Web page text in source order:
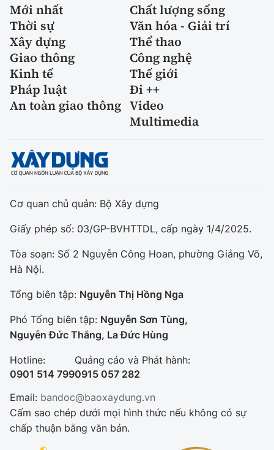
Mới nhất
Chất lượng sống
Thời sự
Văn hóa - Giải trí
Xây dựng
Thể thao
Giao thông
Công nghệ
Kinh tế
Thế giới
Pháp luật
Đi ++
An toàn giao thông Video
Multimedia
Cơ quan chủ quản: Bộ Xây dựng
Giấy phép số: 03/GP-BVHTTDL, cấp ngày 1/4/2025.
Tòa soạn: Số 2 Nguyễn Công Hoan, phường Giảng Võ,
Hà Nội.
Tổng biên tập: Nguyễn Thị Hồng Nga
Phó Tổng biên tập: Nguyễn Sơn Tùng,
Nguyễn Đức Thắng, La Đức Hùng
Hotline:
0901 514 799
Quảng cáo và Phát hành:
0915 057 282
Email: bandoc@baoxaydung.vn
Cấm sao chép dưới mọi hình thức nếu không có sự
chấp thuận bằng văn bản.